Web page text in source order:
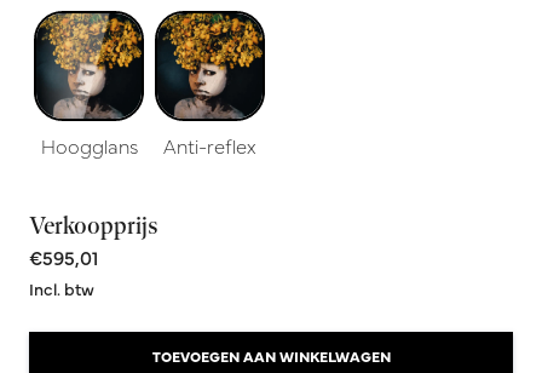
Hoogglans Anti-reflex
Verkoopprijs
€595,01
Incl. btw
TOEVOEGEN AAN WINKELWAGEN